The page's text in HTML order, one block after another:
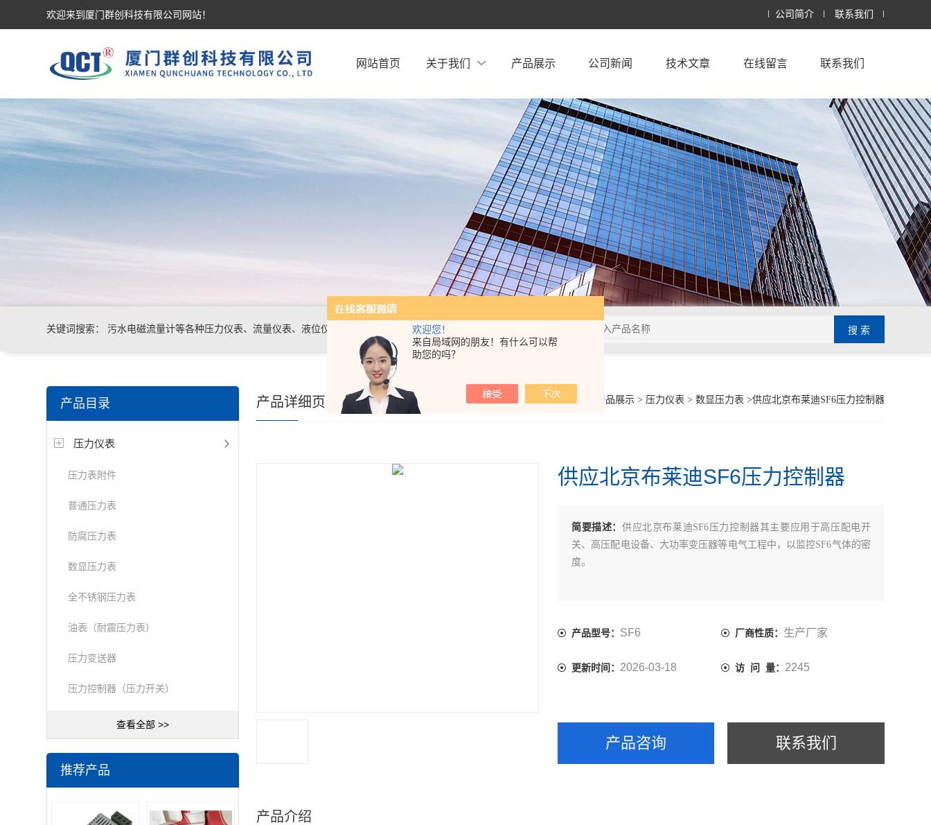
欢迎您！
来自局域网的朋友！有什么可以帮
助您的吗？
欢迎来到厦门群创科技有限公司网站！ 公司简介 联系我们
网站首页 关于我们 产品展示 公司新闻 技术文章 在线留言 联系我们
关键词搜索： 污水电磁流量计等各种压力仪表、流量仪表、液位仪表、温度仪表及水质分析仪表
产品目录
压力仪表
压力表附件
普通压力表
防腐压力表
数显压力表
全不锈钢压力表
油表（耐震压力表）
压力变送器
压力控制器（压力开关）
查看全部 >>
推荐产品
你的位置： 产品展示> 压力仪表 > 数显压力表 >供应北京布莱迪SF6压力控制器
产品详细页
供应北京布莱迪SF6压力控制器
简要描述：供应北京布莱迪SF6压力控制器其主要应用于高压配电开
关、高压配电设备、大功率变压器等电气工程中，以监控SF6气体的密
度。
产品型号： SF6 厂商性质： 生产厂家
更新时间： 2026-03-18 访 问 量： 2245
产品咨询 联系我们
产品介绍